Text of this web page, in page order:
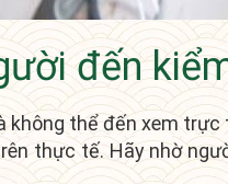
đến
không thể đến xem
thực tế. Hãy nhờ